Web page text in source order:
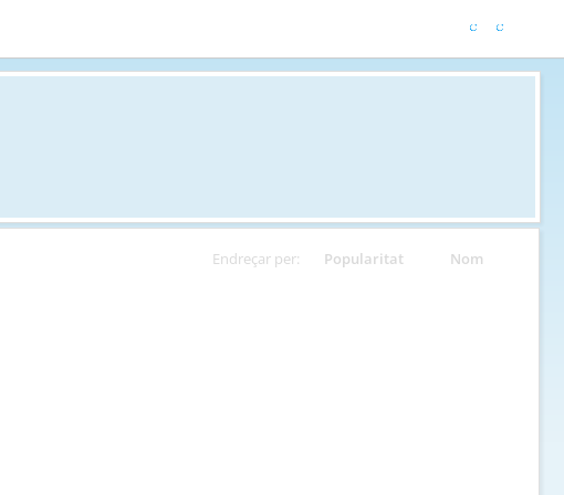
Endreçar per: Popularitat Nom